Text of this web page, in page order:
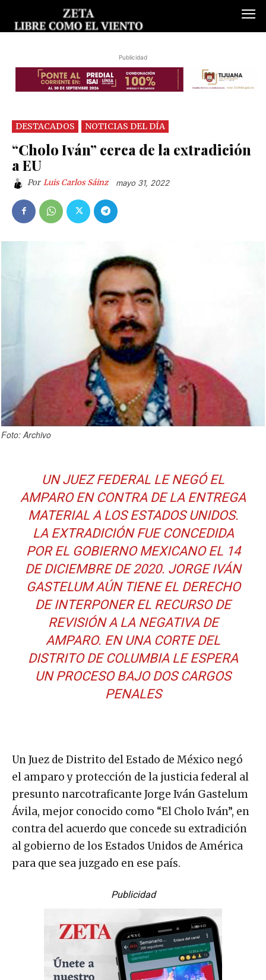
Publicidad
DESTACADOS NOTICIAS DEL DÍA
“Cholo Iván” cerca de la extradición
a EU
Por Luis Carlos Sáinz mayo 31, 2022
Foto: Archivo
UN JUEZ FEDERAL LE NEGÓ EL
AMPARO EN CONTRA DE LA ENTREGA
MATERIAL A LOS ESTADOS UNIDOS.
LA EXTRADICIÓN FUE CONCEDIDA
POR EL GOBIERNO MEXICANO EL 14
DE DICIEMBRE DE 2020. JORGE IVÁN
GASTELUM AÚN TIENE EL DERECHO
DE INTERPONER EL RECURSO DE
REVISIÓN A LA NEGATIVA DE
AMPARO. EN UNA CORTE DEL
DISTRITO DE COLUMBIA LE ESPERA
UN PROCESO BAJO DOS CARGOS
PENALES
Un Juez de Distrito del Estado de México negó
el amparo y protección de la justicia federal al
presunto narcotraficante Jorge Iván Gastelum
Ávila, mejor conocido como “El Cholo Iván”, en
contra del acuerdo que concede su extradición
al gobierno de los Estados Unidos de América
para que sea juzgado en ese país.
Publicidad